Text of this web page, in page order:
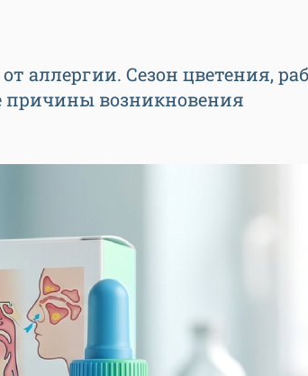
аллергии. Сезон цветения,
причины возникновения